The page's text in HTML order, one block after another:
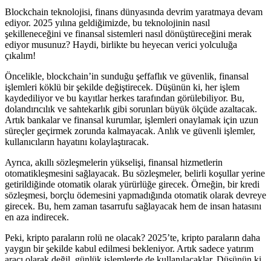
Blockchain teknolojisi, finans dünyasında devrim yaratmaya devam
ediyor. 2025 yılına geldiğimizde, bu teknolojinin nasıl
şekilleneceğini ve finansal sistemleri nasıl dönüştüreceğini merak
ediyor musunuz? Haydi, birlikte bu heyecan verici yolculuğa
çıkalım!
Öncelikle, blockchain’in sunduğu şeffaflık ve güvenlik, finansal
işlemleri köklü bir şekilde değiştirecek. Düşünün ki, her işlem
kaydediliyor ve bu kayıtlar herkes tarafından görülebiliyor. Bu,
dolandırıcılık ve sahtekarlık gibi sorunları büyük ölçüde azaltacak.
Artık bankalar ve finansal kurumlar, işlemleri onaylamak için uzun
süreçler geçirmek zorunda kalmayacak. Anlık ve güvenli işlemler,
kullanıcıların hayatını kolaylaştıracak.
Ayrıca, akıllı sözleşmelerin yükselişi, finansal hizmetlerin
otomatikleşmesini sağlayacak. Bu sözleşmeler, belirli koşullar yerine
getirildiğinde otomatik olarak yürürlüğe girecek. Örneğin, bir kredi
sözleşmesi, borçlu ödemesini yapmadığında otomatik olarak devreye
girecek. Bu, hem zaman tasarrufu sağlayacak hem de insan hatasını
en aza indirecek.
Peki, kripto paraların rolü ne olacak? 2025’te, kripto paraların daha
yaygın bir şekilde kabul edilmesi bekleniyor. Artık sadece yatırım